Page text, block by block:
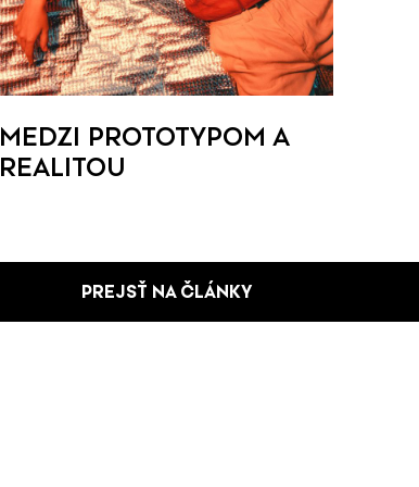
MEDZI PROTOTYPOM A
REALITOU
PREJSŤ NA ČLÁNKY